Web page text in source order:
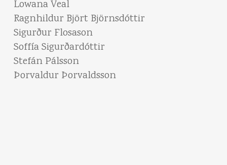
Lowana Veal
Ragnhildur Björt Björnsdóttir
Sigurður Flosason
Soffía Sigurðardóttir
Stefán Pálsson
Þorvaldur Þorvaldsson